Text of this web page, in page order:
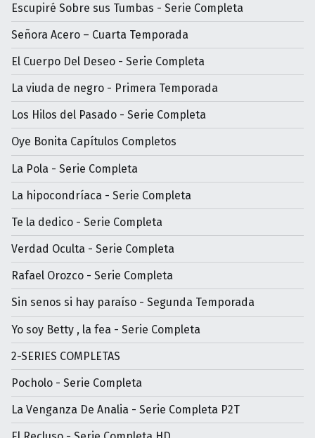
Escupiré Sobre sus Tumbas - Serie Completa
Señora Acero – Cuarta Temporada
El Cuerpo Del Deseo - Serie Completa
La viuda de negro - Primera Temporada
Los Hilos del Pasado - Serie Completa
Oye Bonita Capítulos Completos
La Pola - Serie Completa
La hipocondríaca - Serie Completa
Te la dedico - Serie Completa
Verdad Oculta - Serie Completa
Rafael Orozco - Serie Completa
Sin senos si hay paraíso - Segunda Temporada
Yo soy Betty , la fea - Serie Completa
2-SERIES COMPLETAS
Pocholo - Serie Completa
La Venganza De Analia - Serie Completa P2T